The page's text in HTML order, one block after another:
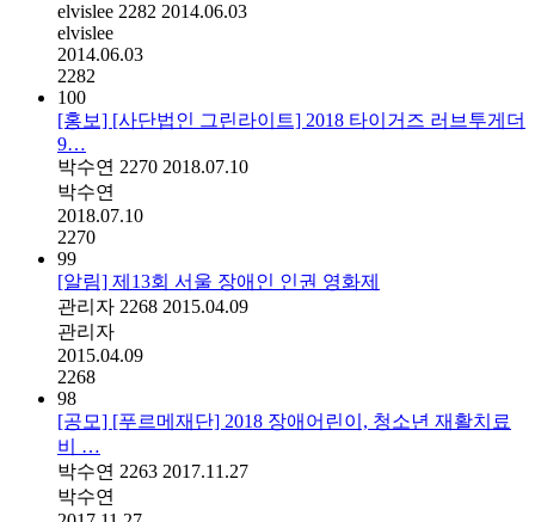
elvislee 2282 2014.06.03
elvislee
2014.06.03
2282
100
[홍보] [사단법인 그린라이트] 2018 타이거즈 러브투게더
9…
박수연 2270 2018.07.10
박수연
2018.07.10
2270
99
[알림] 제13회 서울 장애인 인권 영화제
관리자 2268 2015.04.09
관리자
2015.04.09
2268
98
[공모] [푸르메재단] 2018 장애어린이, 청소년 재활치료
비 …
박수연 2263 2017.11.27
박수연